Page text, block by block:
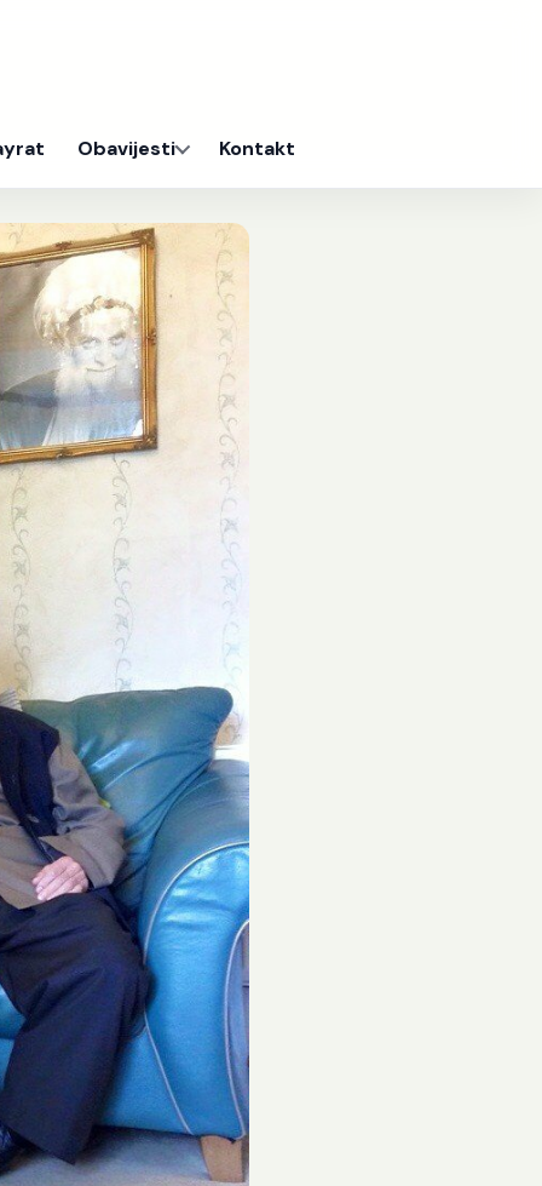
Obavijesti Kontakt